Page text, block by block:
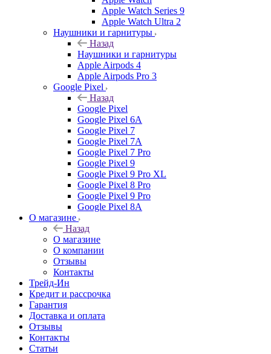
Apple Watch Series 9
Apple Watch Ultra 2
Наушники и гарнитуры
Назад
Наушники и гарнитуры
Apple Airpods 4
Apple Airpods Pro 3
Google Pixel
Назад
Google Pixel
Google Pixel 6A
Google Pixel 7
Google Pixel 7А
Google Pixel 7 Pro
Google Pixel 9
Google Pixel 9 Pro XL
Google Pixel 8 Pro
Google Pixel 9 Pro
Google Pixel 8A
О магазине
Назад
О магазине
О компании
Отзывы
Контакты
Трейд-Ин
Кредит и рассрочка
Гарантия
Доставка и оплата
Отзывы
Контакты
Статьи